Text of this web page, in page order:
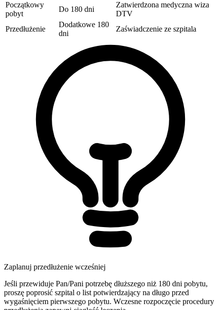
Początkowy
pobyt
Do 180 dni
Zatwierdzona medyczna wiza
DTV
Przedłużenie
Dodatkowe 180
dni
Zaświadczenie ze szpitala
Zaplanuj przedłużenie wcześniej
Jeśli przewiduje Pan/Pani potrzebę dłuższego niż 180 dni pobytu,
proszę poprosić szpital o list potwierdzający na długo przed
wygaśnięciem pierwszego pobytu. Wczesne rozpoczęcie procedury